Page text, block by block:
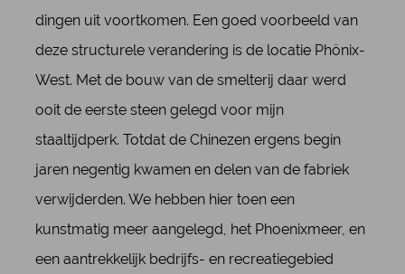
dingen uit voortkomen. Een goed voorbeeld van
deze structurele verandering is de locatie Phönix-
West. Met de bouw van de smelterij daar werd
ooit de eerste steen gelegd voor mijn
staaltijdperk. Totdat de Chinezen ergens begin
jaren negentig kwamen en delen van de fabriek
verwijderden. We hebben hier toen een
kunstmatig meer aangelegd, het Phoenixmeer, en
een aantrekkelijk bedrijfs- en recreatiegebied